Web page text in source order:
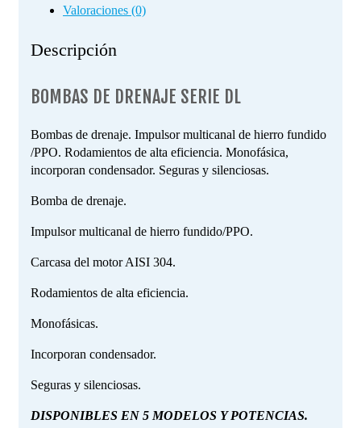
Valoraciones (0)
Descripción
BOMBAS DE DRENAJE SERIE DL
Bombas de drenaje. Impulsor multicanal de hierro fundido
/PPO. Rodamientos de alta eficiencia. Monofásica,
incorporan condensador. Seguras y silenciosas.
Bomba de drenaje.
Impulsor multicanal de hierro fundido/PPO.
Carcasa del motor AISI 304.
Rodamientos de alta eficiencia.
Monofásicas.
Incorporan condensador.
Seguras y silenciosas.
DISPONIBLES EN 5 MODELOS Y POTENCIAS.